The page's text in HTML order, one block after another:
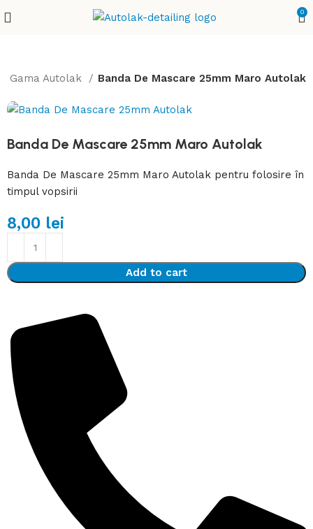
0
Gama Autolak Banda De Mascare 25mm Maro Autolak
Banda De Mascare 25mm Maro Autolak
Banda De Mascare 25mm Maro Autolak pentru folosire în
timpul vopsirii
8,00 lei
Add to cart